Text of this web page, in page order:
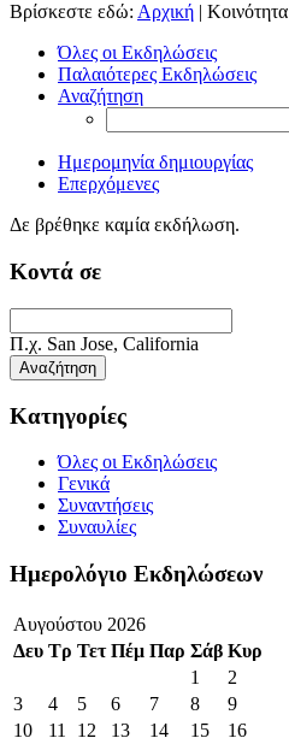
Βρίσκεστε εδώ: Αρχική | Κοινότητα
Όλες οι Εκδηλώσεις
Παλαιότερες Εκδηλώσεις
Αναζήτηση
Ημερομηνία δημιουργίας
Επερχόμενες
Δε βρέθηκε καμία εκδήλωση.
Κοντά σε
Π.χ. San Jose, California
Αναζήτηση
Κατηγορίες
Όλες οι Εκδηλώσεις
Γενικά
Συναντήσεις
Συναυλίες
Ημερολόγιο Εκδηλώσεων
Αυγούστου 2026
Δευ Τρ Τετ Πέμ Παρ Σάβ Κυρ
1
2
3
4 5 6 7 8
9
10
11 12 13 14 15
16